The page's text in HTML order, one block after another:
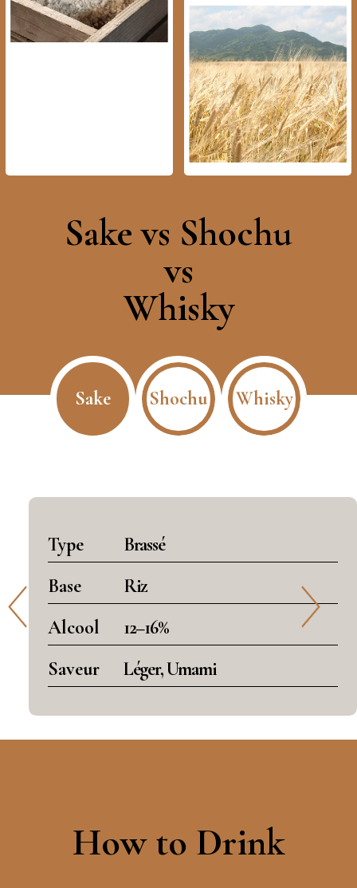
Sake vs Shochu
vs
Whisky
Sake Shochu Whisky
Type
Brassé
Base
Riz
Alcool
12–16%
Saveur
Léger, Umami
How to Drink